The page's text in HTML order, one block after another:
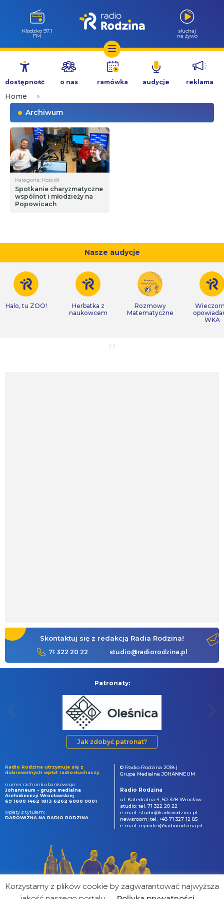
Przejdź
treści
Wołów 99.6
FM
słuchaj
na żywo
dostępność o nas ramówka audycje reklama
Home
»
Archiwum
Kategoria: Kościół
Spotkanie charyzmatyczne
wspólnot i młodzieży na
Popowicach
Nasze audycje
Halo, tu ZOO!
Herbatka z
naukowcem
Rozmowy
Matematyczne
WKA
Skontaktuj się z redakcją Radia Rodzina!
71 322 20 22 studio@radiorodzina.pl
Patronaty:
Jak zdobyć patronat?
Radio Rodzina utrzymuje się z
dobrowolnych wpłat radiosłuchaczy.
numer rachunku bankowego:
Johanneum - grupa medialna
Archidiecezji Wrocławskiej
69 1600 1462 1813 6262 6000 0001
wpłaty z tytułem:
DAROWIZNA NA RADIO RODZINA
© Radio Rodzina 2018 |
Grupa Medialna JOHANNEUM
Radio Rodzina
ul. Katedralna 4, 50-328 Wrocław
studio: tel. 71 322 20 22
e-mail: studio@radiorodzina.pl
newsroom: tel. +48 71 327 12 85
e-mail: reporter@radiorodzina.pl
Korzystamy z plików cookie by zagwarantować najwyższa